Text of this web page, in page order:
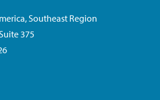
Southeast Region
375